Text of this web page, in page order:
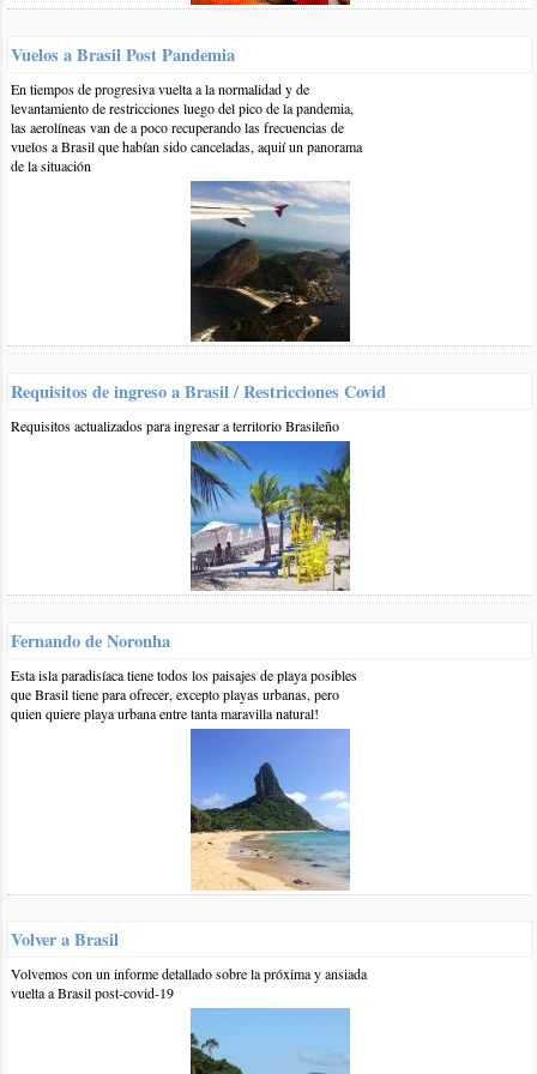
Otros comentarios en artículo:
Viajes a Brasil en Omnibus: Precios Verano 2016
0 17-ene-2017::por:Jorge aviles
Yo qyiero disfrutar fanilia en brasil.que lugar.me recomienda
desde corrientes.capital
1 20-ene-2017::por:BrasilPlayas
Hola Jorge,
Es difícil recomendar un lugar de Brasil porque es muy
van a ir en ómnibus desde Corrientes posiblemente les
día de viaje desde Corrientes y cuesta entre 2200 y 2300
pesos el pasaje de ida por la empresa crucero del norte:
https://www.brasilplayas.com/blog-viajes/brasil-en-omnibus-
precios-veran...
Saludos
Yo quiero viajar desde corrientes a bradil.rio.janeiro
camboriu.lugar lindo.disfrutarvacaciones .somos tres.mi
rsposa.hijo..6años y yo
0 20-dic-2016::por:Carina
Hola buenas tarde yo kisiera saber cuanto me sale el pasaje de
omnibus desde corrientes capital hasta torres brasil 2 adultos y 3
menores
0 11-dic-2016::por:Delia
Hay algún micro que salga desde Santa Fe y su valor de boleto
Vuelos a Brasil Post Pandemia
En tiempos de progresiva vuelta a la normalidad y de
levantamiento de restricciones luego del pico de la pandemia,
las aerolíneas van de a poco recuperando las frecuencias de
vuelos a Brasil que habían sido canceladas, aquií un panorama
de la situación
Requisitos de ingreso a Brasil / Restricciones Covid
Requisitos actualizados para ingresar a territorio Brasileño
Fernando de Noronha
Esta isla paradisíaca tiene todos los paisajes de playa posibles
que Brasil tiene para ofrecer, excepto playas urbanas, pero
quien quiere playa urbana entre tanta maravilla natural!
Volver a Brasil
Volvemos con un informe detallado sobre la próxima y ansiada
vuelta a Brasil post-covid-19